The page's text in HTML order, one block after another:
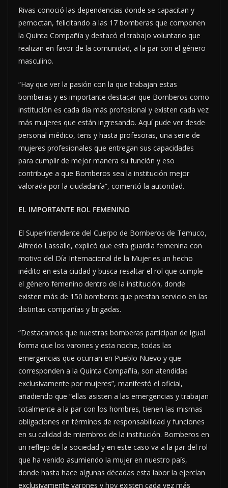
Rivas conoció las dependencias donde se capacitan y
pernoctan, felicitando a las 17 bomberas que componen
la Quinta Compañía y destacó el trabajo voluntario que
realizan en favor de la comunidad, a la par con el género
masculino.
“Hay que ver la pasión con la que trabajan estas
bomberas y es importante destacar que Bomberos como
institución es cada día más profesional y existen cada vez
más mujeres que están ingresando. Aquí pude ver desde
personal médico, tens y hasta profesoras, una serie de
mujeres profesionales que entregan sus capacidades
para cumplir de mejor manera su función y eso
contribuye a que Bomberos sea la institución mejor
valorada por la ciudadanía”, comentó la autoridad.
EL IMPORTANTE ROL FEMENINO
El Superintendente del Cuerpo de Bomberos de Temuco,
Alfredo Lassalle, explicó que esta guardia femenina con
motivo del Día Internacional de la Mujer es un hecho
inédito en esta ciudad y busca resaltar el rol que cumple
el género femenino dentro de la institución, donde
existen más de 150 bomberas que prestan servicio en las
distintas compañías y brigadas.
“Destacamos que nuestras bomberas participan de igual
forma que los varones y esta noche, todas las
emergencias que ocurran en Pueblo Nuevo y que
corresponden a la Quinta Compañía, son atendidas
exclusivamente por mujeres”, manifestó el oficial,
añadiendo que “ellas asisten a las emergencias y trabajan
totalmente a la par con los hombres, tienen las mismas
obligaciones en términos de responsabilidad y funciones
en su calidad de miembros de la institución. Bomberos en
un reflejo de la sociedad y en este caso va a la par del rol
que ha venido asumiendo la mujer en nuestro país,
donde hasta hace algunas décadas esta labor la ejercían
exclusivamente varones y hoy existen cada vez más